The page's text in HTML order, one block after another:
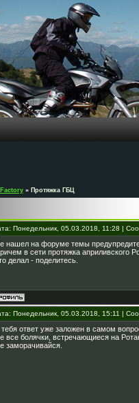
» Протяжка ГБЦ
Понедельник, 05.03.2018, 11:28 |
нашел на форуме темы
в сети протяжка априливского
делал - поделитесь.
Понедельник, 05.03.2018, 15:11 |
ответ уже заложен в самом
все болячки, встречающиеся на
заморачивайся.